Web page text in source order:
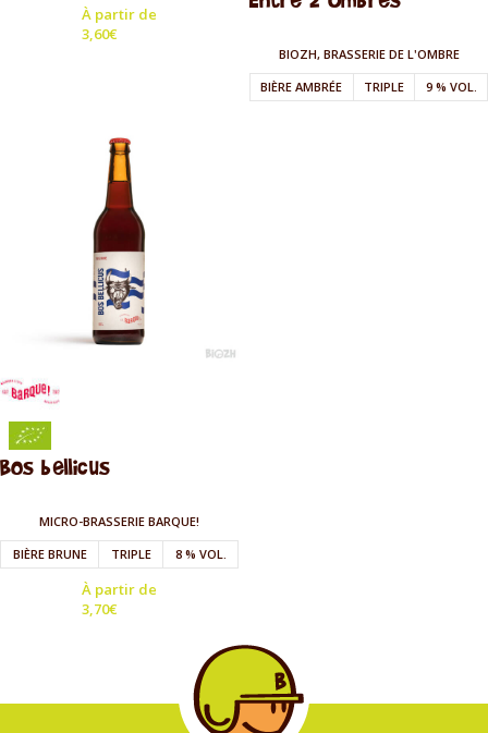
À partir de
3,60€
BIOZH, BRASSERIE DE L'OMBRE
BIÈRE AMBRÉE
TRIPLE 9 % VOL.
Bos bellicus
MICRO-BRASSERIE BARQUE!
BIÈRE BRUNE
TRIPLE 8 % VOL.
À partir de
3,70€